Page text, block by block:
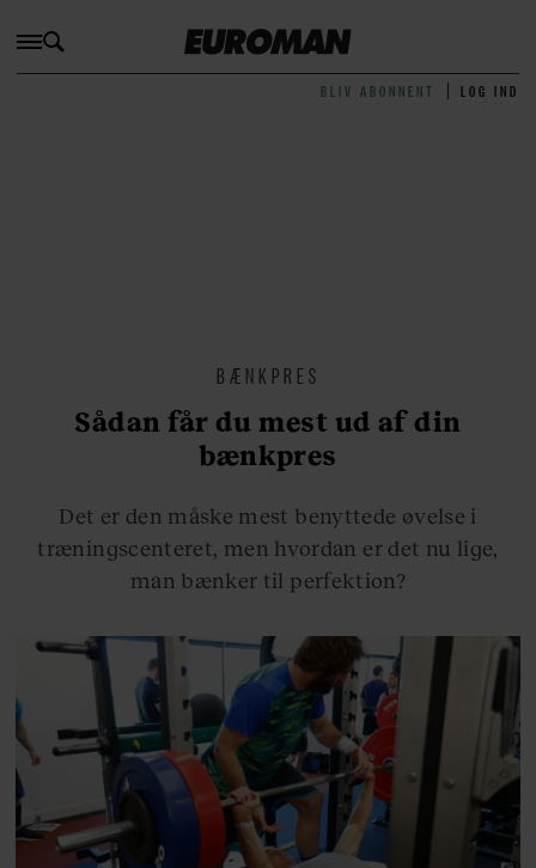
BLIV ABONNENT LOG IND
BÆNKPRES
Sådan får du mest ud af din
bænkpres
Det er den måske mest benyttede øvelse i
træningscenteret, men hvordan er det nu lige,
man bænker til perfektion?